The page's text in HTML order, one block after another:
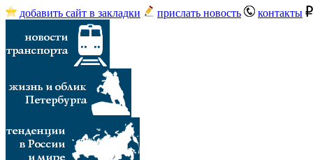
добавить сайт в закладки прислать новость контакты